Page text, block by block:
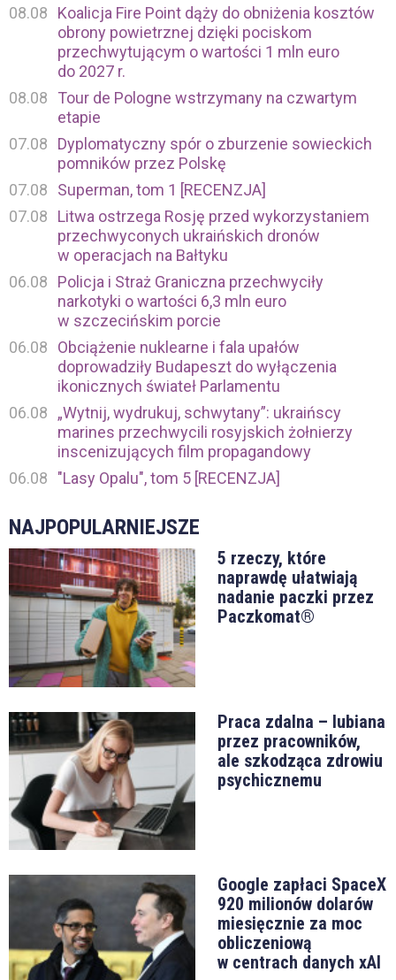
08.08
Koalicja Fire Point dąży do obniżenia kosztów
obrony powietrznej dzięki pociskom
przechwytującym o wartości 1 mln euro
do 2027 r.
08.08
Tour de Pologne wstrzymany na czwartym
etapie
07.08
Dyplomatyczny spór o zburzenie sowieckich
pomników przez Polskę
07.08
Superman, tom 1 [RECENZJA]
07.08
Litwa ostrzega Rosję przed wykorzystaniem
przechwyconych ukraińskich dronów
w operacjach na Bałtyku
06.08
Policja i Straż Graniczna przechwyciły
narkotyki o wartości 6,3 mln euro
w szczecińskim porcie
06.08
Obciążenie nuklearne i fala upałów
doprowadziły Budapeszt do wyłączenia
ikonicznych świateł Parlamentu
06.08
„Wytnij, wydrukuj, schwytany”: ukraińscy
marines przechwycili rosyjskich żołnierzy
inscenizujących film propagandowy
06.08
"Lasy Opalu", tom 5 [RECENZJA]
NAJPOPULARNIEJSZE
5 rzeczy, które
naprawdę ułatwiają
nadanie paczki przez
Paczkomat®
Praca zdalna – lubiana
przez pracowników,
ale szkodząca zdrowiu
psychicznemu
Google zapłaci SpaceX
920 milionów dolarów
miesięcznie za moc
obliczeniową
w centrach danych xAI